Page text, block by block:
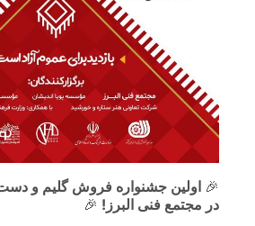
🎉 اولین جشنواره فروش گلیم و
در مجتمع فنی البرز! 🎉